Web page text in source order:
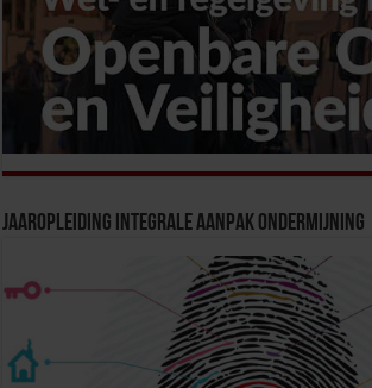
Jaaropleiding Integrale Aanpak Ondermijning